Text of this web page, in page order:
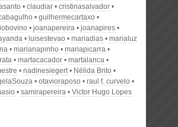
claudiar
cristinasalvador
guilhermecartaxo
joanapereira
joanapires
luisestevao mariadias
marialuz
marianapinho
mariapicarra
martacacador
martalanca
nadinesiegert
Nélida Brito
otavioraposo
raul f. curvelo
samirapereira Victor Hugo Lopes